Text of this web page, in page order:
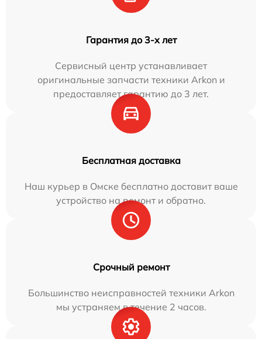
Гарантия до 3-х лет
Сервисный центр устанавливает
оригинальные запчасти техники Arkon и
предоставляет гарантию до 3 лет.
Бесплатная доставка
Наш курьер в Омске бесплатно доставит ваше
устройство на ремонт и обратно.
Срочный ремонт
Большинство неисправностей техники Arkon
мы устраняем в течение 2 часов.